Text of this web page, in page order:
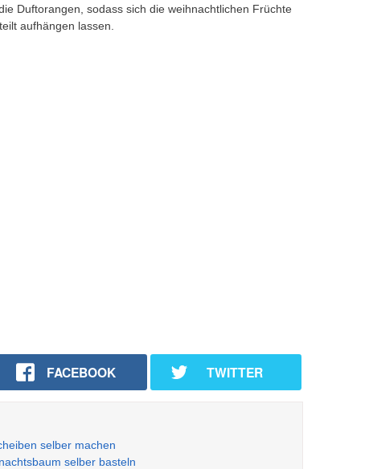
Duftorangen, sodass sich die weihnachtlichen Früchte
aufhängen lassen.
FACEBOOK TWITTER
selber machen
selber basteln